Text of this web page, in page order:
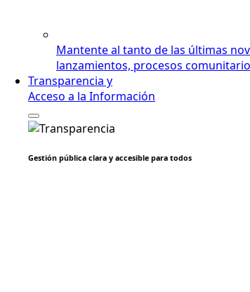
Mantente al tanto de las últimas
lanzamientos, procesos
Transparencia y
Acceso a la Información
Gestión pública clara y accesible para todos